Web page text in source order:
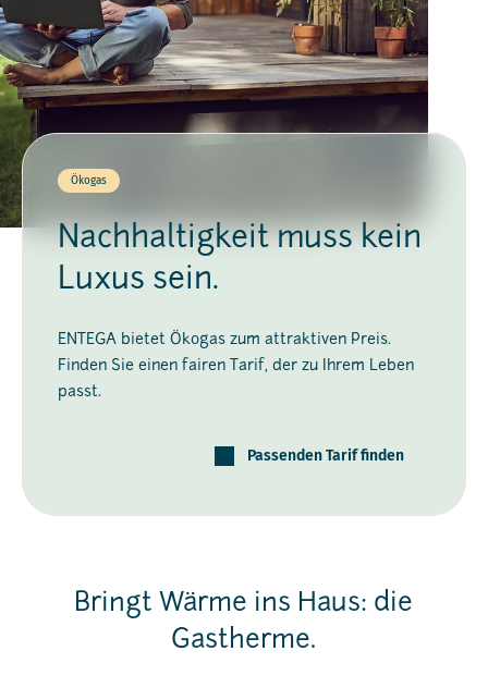
Ökogas
Nachhaltigkeit muss kein
Luxus sein.
ENTEGA bietet Ökogas zum attraktiven Preis.
Finden Sie einen fairen Tarif, der zu Ihrem Leben
passt.
Passenden Tarif finden
Bringt Wärme ins Haus: die
Gastherme.